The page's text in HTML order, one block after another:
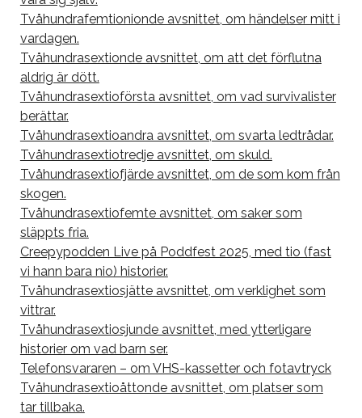
Tvåhundrafemtionionde avsnittet, om händelser mitt i
vardagen.
Tvåhundrasextionde avsnittet, om att det förflutna
aldrig är dött.
Tvåhundrasextioförsta avsnittet, om vad survivalister
berättar.
Tvåhundrasextioandra avsnittet, om svarta ledtrådar.
Tvåhundrasextiotredje avsnittet, om skuld.
Tvåhundrasextiofjärde avsnittet, om de som kom från
skogen.
Tvåhundrasextiofemte avsnittet, om saker som
släppts fria.
Creepypodden Live på Poddfest 2025, med tio (fast
vi hann bara nio) historier.
Tvåhundrasextiosjätte avsnittet, om verklighet som
vittrar.
Tvåhundrasextiosjunde avsnittet, med ytterligare
historier om vad barn ser.
Telefonsvararen – om VHS-kassetter och fotavtryck
Tvåhundrasextioåttonde avsnittet, om platser som
tar tillbaka.